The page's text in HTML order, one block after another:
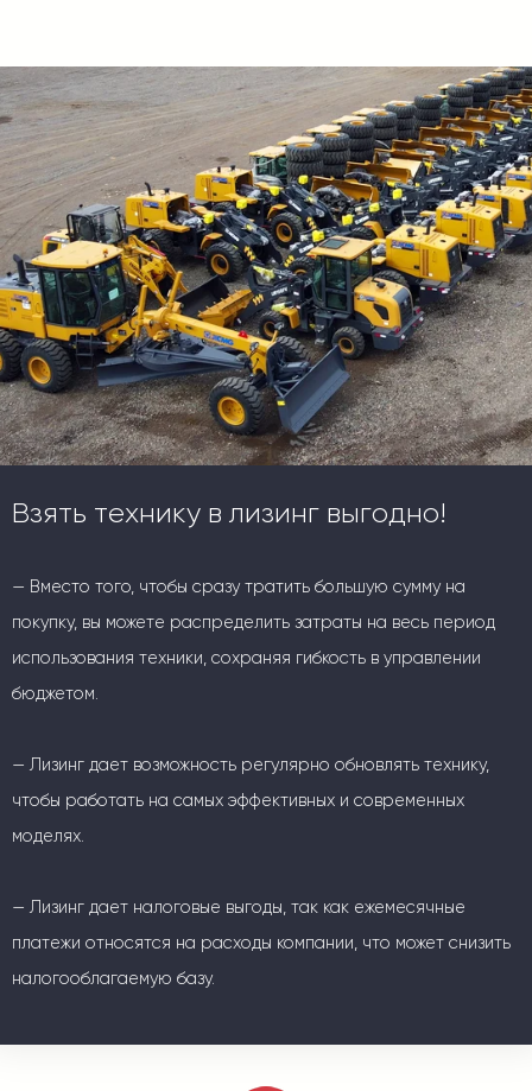
Взять технику в лизинг выгодно!
— Вместо того, чтобы сразу тратить большую сумму на
покупку, вы можете распределить затраты на весь период
использования техники, сохраняя гибкость в управлении
бюджетом.
— Лизинг дает возможность регулярно обновлять технику,
чтобы работать на самых эффективных и современных
моделях.
— Лизинг дает налоговые выгоды, так как ежемесячные
платежи относятся на расходы компании, что может снизить
налогооблагаемую базу.